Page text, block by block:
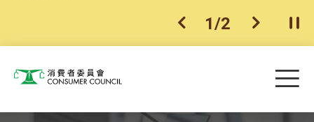
上一個
1/2 下一個開
消費者委員會 目